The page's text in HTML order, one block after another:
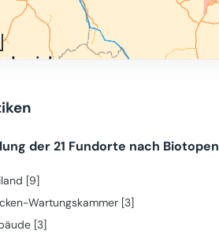
der 21 Fundorte nach Biotopen
[9]
Wartungskammer [3]
[3]